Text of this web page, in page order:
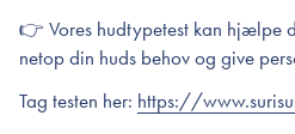
👉 Vores hudtypetest kan hjælpe
netop din huds behov og give
Tag testen her: https://